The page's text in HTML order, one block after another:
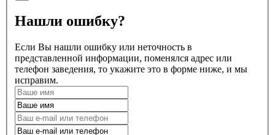
Нашли ошибку?
Если Вы нашли ошибку или неточность в
представленной информации, поменялся адрес или
телефон заведения, то укажите это в форме ниже, и мы
исправим.